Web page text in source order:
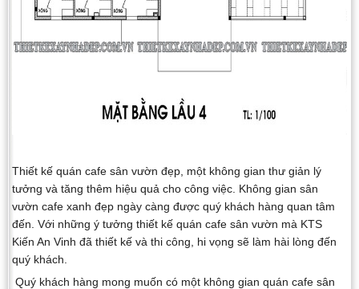
Thiết kế quán cafe sân vườn đẹp, một không gian thư giản lý
tưởng và tăng thêm hiệu quả cho công việc. Không gian sân
vườn cafe xanh đẹp ngày càng được quý khách hàng quan tâm
đến. Với những ý tưởng thiết kế quán cafe sân vườn mà KTS
Kiến An Vinh đã thiết kế và thi công, hi vọng sẽ làm hài lòng đến
quý khách.
Quý khách hàng mong muốn có một không gian quán cafe sân